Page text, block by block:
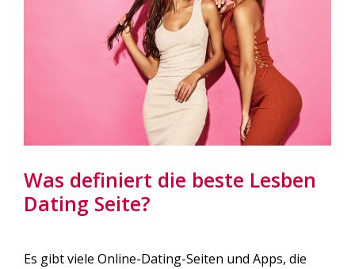
Was definiert die beste Lesben
Dating Seite?
Es gibt viele Online-Dating-Seiten und Apps, die